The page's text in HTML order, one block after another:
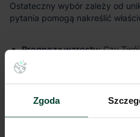
Zgoda
Ostateczny wybór zależy od
pytania pomogą nakreślić
Prognoza wzrostu:Czy
przewidywalnie, czy
wahaniom sezonowym?
Dostęp do kapitału: